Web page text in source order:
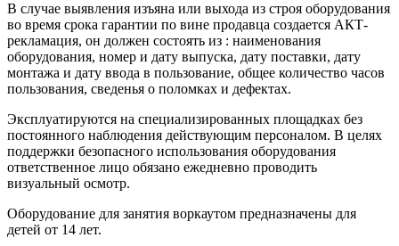
В случае выявления изъяна или выхода из строя оборудования
во время срока гарантии по вине продавца создается АКТ-
рекламация, он должен состоять из : наименования
оборудования, номер и дату выпуска, дату поставки, дату
монтажа и дату ввода в пользование, общее количество часов
пользования, сведенья о поломках и дефектах.
Эксплуатируются на специализированных площадках без
постоянного наблюдения действующим персоналом. В целях
поддержки безопасного использования оборудования
ответственное лицо обязано ежедневно проводить
визуальный осмотр.
Оборудование для занятия воркаутом предназначены для
детей от 14 лет.